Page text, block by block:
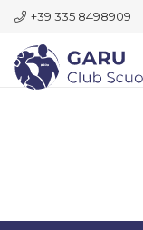
+39 335 8498909